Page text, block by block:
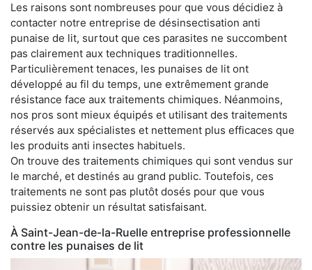
Les raisons sont nombreuses pour que vous décidiez à
contacter notre entreprise de désinsectisation anti
punaise de lit, surtout que ces parasites ne succombent
pas clairement aux techniques traditionnelles.
Particulièrement tenaces, les punaises de lit ont
développé au fil du temps, une extrêmement grande
résistance face aux traitements chimiques. Néanmoins,
nos pros sont mieux équipés et utilisant des traitements
réservés aux spécialistes et nettement plus efficaces que
les produits anti insectes habituels.
On trouve des traitements chimiques qui sont vendus sur
le marché, et destinés au grand public. Toutefois, ces
traitements ne sont pas plutôt dosés pour que vous
puissiez obtenir un résultat satisfaisant.
À Saint-Jean-de-la-Ruelle entreprise professionnelle
contre les punaises de lit